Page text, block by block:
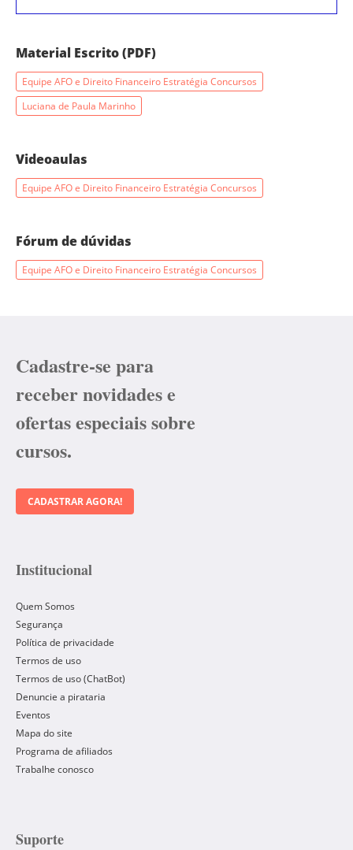
Material Escrito (PDF)
Equipe AFO e Direito Financeiro Estratégia Concursos
Luciana de Paula Marinho
Videoaulas
Equipe AFO e Direito Financeiro Estratégia Concursos
Fórum de dúvidas
Equipe AFO e Direito Financeiro Estratégia Concursos
Cadastre-se para
receber novidades e
ofertas especiais sobre
cursos.
CADASTRAR AGORA!
Institucional
Quem Somos
Segurança
Política de privacidade
Termos de uso
Termos de uso (ChatBot)
Denuncie a pirataria
Eventos
Mapa do site
Programa de afiliados
Trabalhe conosco
Suporte